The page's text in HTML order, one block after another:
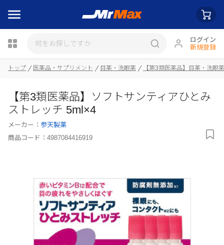
ログイン
新規登録
トップ 医薬品・サプリメント 目薬・洗眼薬 【第3類医薬品】目薬・洗眼薬
【第3類医薬品】ソフトサンティアひとみ
ストレッチ 5ml×4
メーカー： 参天製薬
商品コード： 4987084416919